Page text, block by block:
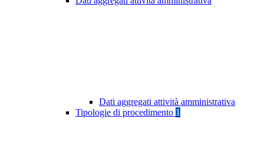
Dati aggregati attività amministrativa
Tipologie di procedimento 1